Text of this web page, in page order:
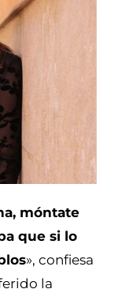
móntate
que si lo
», confiesa
la